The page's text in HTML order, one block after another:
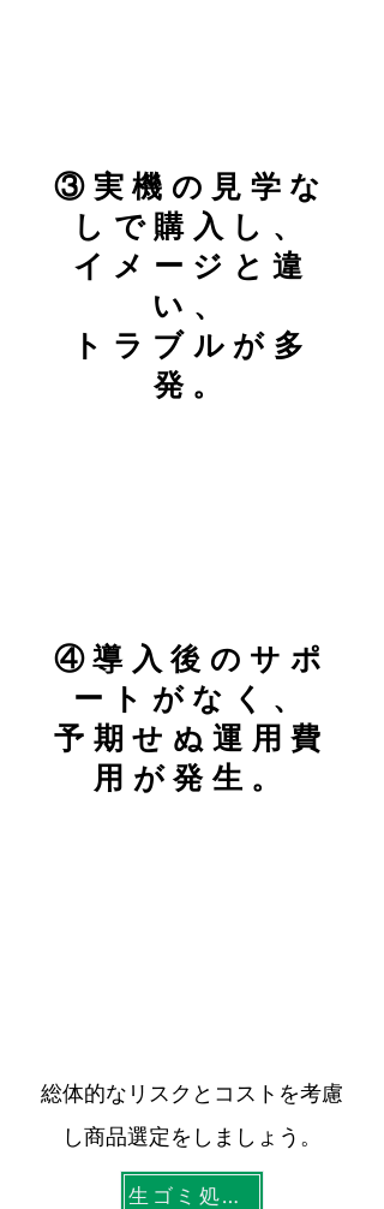
③実機の見学な
しで購入し、
​イメージと違
い、
トラブルが多
発。
​④導入後のサポ
ートがなく、
予期せぬ運用費
用が発生。
総体的なリスクとコストを考慮
し商品選定をしましょう。
生ゴミ処理の問題やコスト削減について無料で相談・資料請求